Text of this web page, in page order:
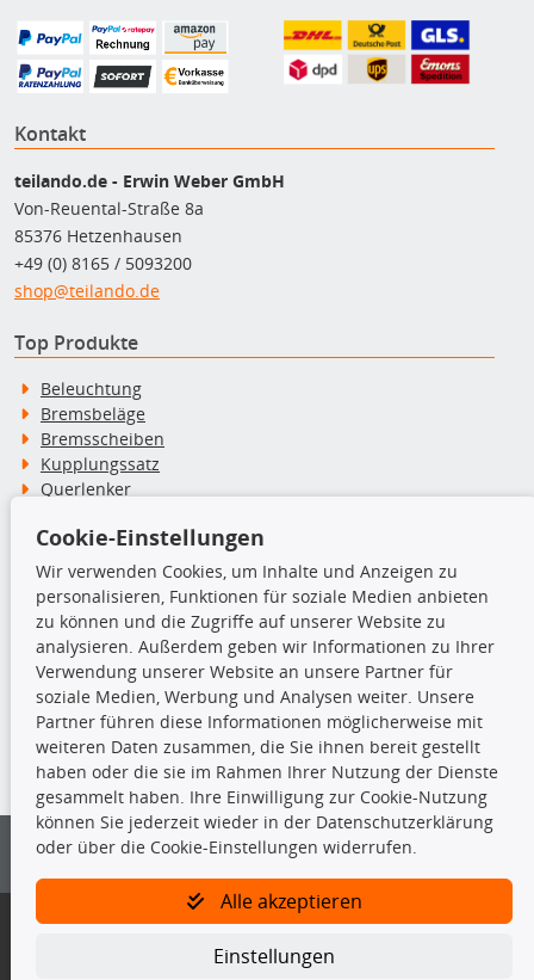
Kontakt
teilando.de - Erwin Weber GmbH
Von-Reuental-Straße 8a
85376 Hetzenhausen
+49 (0) 8165 / 5093200
shop@teilando.de
Top Produkte
Beleuchtung
Bremsbeläge
Bremsscheiben
Kupplungssatz
Querlenker
Stoßdämpfer
TecDoc Inside
Die hier angezeigten Daten insbesondere die gesamte Datenbank dürfen
nicht kopiert werden.
Es ist zu unterlassen, die Daten oder die gesamte Datenbank ohne
vorherige Zustimmung von TecDoc zu vervielfältigen, zu verbreiten
und/oder diese Handlungen durch Dritte ausführen zu lassen. Ein
Bitte prüfen Sie, ob das über unseren Onlineshop identifizierte Ersatzteil
Gegebenenfalls sind ergänzende Informationen notwendig, um
Cookie-Einstellungen
Wir verwenden Cookies, um Inhalte und Anzeigen zu
personalisieren, Funktionen für soziale Medien anbieten
zu können und die Zugriffe auf unserer Website zu
analysieren. Außerdem geben wir Informationen zu Ihrer
Verwendung unserer Website an unsere Partner für
soziale Medien, Werbung und Analysen weiter. Unsere
Partner führen diese Informationen möglicherweise mit
weiteren Daten zusammen, die Sie ihnen bereit gestellt
haben oder die sie im Rahmen Ihrer Nutzung der Dienste
gesammelt haben. Ihre Einwilligung zur Cookie-Nutzung
können Sie jederzeit wieder in der Datenschutzerklärung
oder über die Cookie-Einstellungen widerrufen.
Alle akzeptieren
Einstellungen